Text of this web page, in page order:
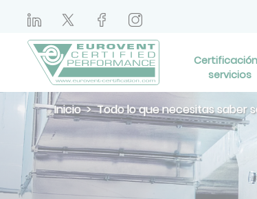
servicios
Inicio Todo lo que necesitas saber